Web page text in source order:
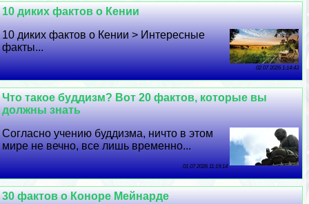
10 диких фактов о Кении
10 диких фактов о Кении > Интересные
факты...
02 07 2026 1:14:43
Что такое буддизм? Вот 20 фактов, которые вы
должны знать
Согласно учению буддизма, ничто в этом
мире не вечно, все лишь временно...
01 07 2026 11:19:14
30 фактов о Коноре Мейнарде